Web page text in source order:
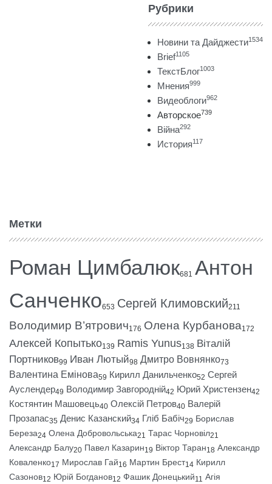
Рубрики
Новини та Дайджести1534
Brief1105
ТекстБлог1003
Мнения999
Видеоблоги962
Авторское739
Війна292
История117
Метки
Роман Цимбалюк681 Антон
Санченко653 Сергей Климовский211
Володимир В’ятрович176 Олена Курбанова172
Алексей Копытько139 Ramis Yunus138 Віталій
Портников99 Иван Лютый98 Дмитро Вовнянко73
Валентина Емінова59 Кирилл Данильченко52 Сергей
Ауслендер49 Володимир Завгородній42 Юрий Христензен42
Костянтин Машовець40 Олексій Петров40 Валерій
Прозапас35 Денис Казанский34 Гліб Бабіч29 Борислав
Береза24 Олена Добровольська21 Тарас Чорновіл21
Александр Балу20 Павел Казарин19 Віктор Таран18 Александр
Коваленко17 Мирослав Гай16 Мартин Брест14 Кирилл
Сазонов12 Юрій Богданов12 Фашик Донецький11 Агія